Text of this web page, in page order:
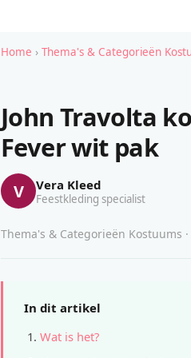
Home › Thema's & Categorieën
John Travolta
Fever wit pak
V Vera Kleed
Feestkleding specialist
Thema's & Categorieën Kostuums
In dit artikel
Wat is het?